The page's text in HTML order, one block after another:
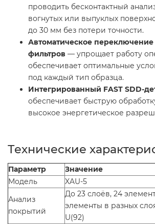
проводить бесконтактный
вогнутых или выпуклых
до 30 мм без потери точности.
Автоматическое
фильтров — упрощает работу
обеспечивает оптимальные
под каждый тип образца.
Интегрированный FAST SDD-
обеспечивает быструю
высокое энергетическое
Технические
Параметр
Значение
Модель
XAU-5
Анализ
покрытий
До 23 слоёв, 24
элементы в разных
U(92)